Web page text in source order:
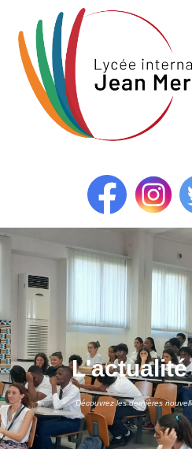
L'actualité
Découvrez les dernières